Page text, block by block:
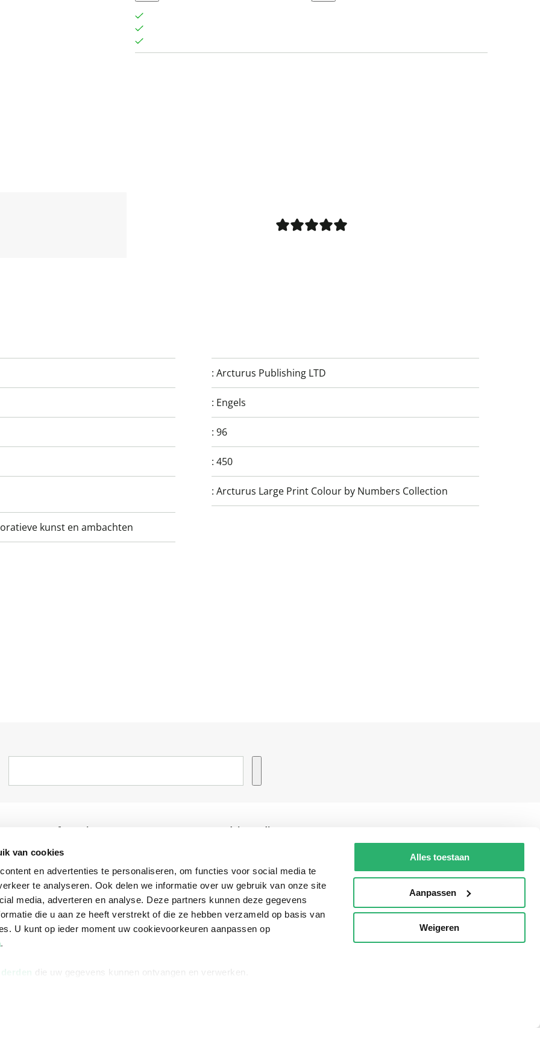
van cookies
en advertenties te personaliseren, om functies voor social media te
te analyseren. Ook delen we informatie over uw gebruik van onze site
media, adverteren en analyse. Deze partners kunnen deze gegevens
die u aan ze heeft verstrekt of die ze hebben verzameld op basis van
U kunt op ieder moment uw cookievoorkeuren aanpassen op
.
die uw gegevens kunnen ontvangen en verwerken.
Alles toestaan
Aanpassen
Weigeren
:Arcturus Publishing LTD
: Engels
:96
:450
:Arcturus Large Print Colour by Numbers Collection
kunst en ambachten
Informatie
Over ons
Vacatures
Winkels en openingstijden
Cadeaukaart
Ondernemer worden
Advies nodig?
Instagram
helpdesk@readshop.nl
088 - 133 84 32